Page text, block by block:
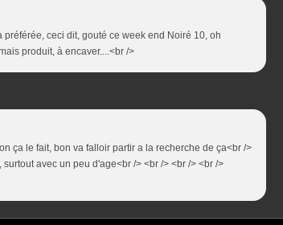
ceci dit, gouté ce week end Noiré 10, oh
produit, à encaver....<br />
ça le fait, bon va falloir partir a la recherche de ça<br />
avec un peu d'age<br /> <br /> <br /> <br />